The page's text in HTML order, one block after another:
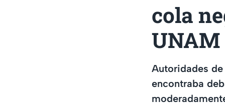
cola
UNAM
Autoridades
encontraba